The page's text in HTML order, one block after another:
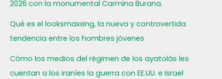
2026 con la monumental Carmina Burana.
Qué es el looksmaxxing, la nueva y controvertida
tendencia entre los hombres jóvenes
Cómo los medios del régimen de los ayatolás les
cuentan a los iraníes la guerra con EE.UU. e Israel